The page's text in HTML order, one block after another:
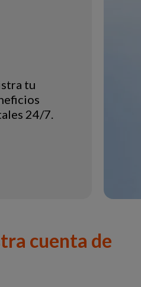
tu
24/7.
cuenta de